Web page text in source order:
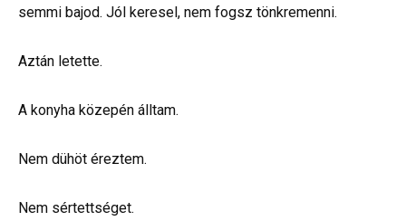
semmi bajod. Jól keresel, nem fogsz tönkremenni.
Aztán letette.
A konyha közepén álltam.
Nem dühöt éreztem.
Nem sértettséget.